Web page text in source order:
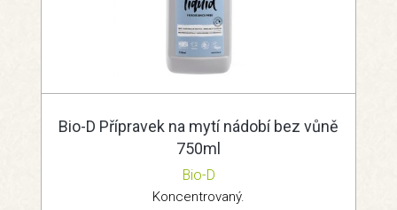
Bio-D Přípravek na mytí nádobí bez vůně
750ml
Bio-D
Koncentrovaný.